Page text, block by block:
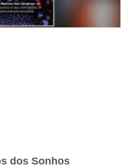
dos Sonhos